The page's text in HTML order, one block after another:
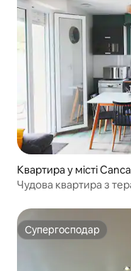
Квартира у місті
Чудова квартира з
Супергосподар
Супергосподар